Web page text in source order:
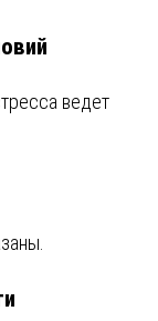
ведет